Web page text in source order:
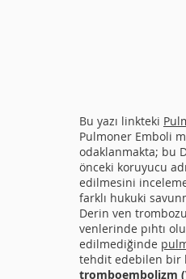
Bu yazı linkteki
Pulmoner Emboli
odaklanmakta; bu
önceki koruyucu
edilmesini
farklı hukuki
Derin ven
venlerinde pıhtı
edilmediğinde
tehdit edebilen bir
tromboembolizm